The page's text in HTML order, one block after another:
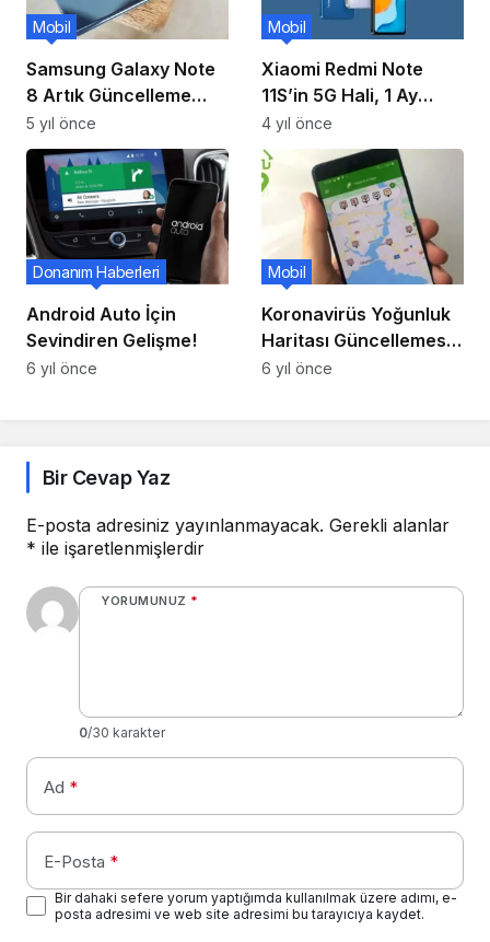
Samsung Galaxy Note
8 Artık Güncelleme
Kabul Etmeyecek!
Mobil
5 yıl önce
Xiaomi Redmi Note
11S’in 5G Hali, 1 Ay
İçinde Geliyor
Mobil
4 yıl önce
Android Auto İçin
Sevindiren Gelişme!
Donanım Haberleri
6 yıl önce
Koronavirüs Yoğunluk
Haritası Güncellemesi
Yayınlandı
Mobil
6 yıl önce
Bir Cevap Yaz
E-posta adresiniz yayınlanmayacak. Gerekli alanlar
* ile işaretlenmişlerdir
YORUMUNUZ *
0/30 karakter
Ad *
E-Posta *
Bir dahaki sefere yorum yaptığımda kullanılmak üzere adımı, e-
posta adresimi ve web site adresimi bu tarayıcıya kaydet.